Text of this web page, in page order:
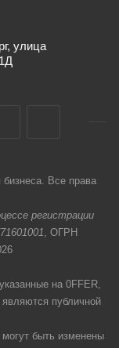
улица
Все права
регистрации
, ОГРН
на 0FFER,
публичной
быть изменены